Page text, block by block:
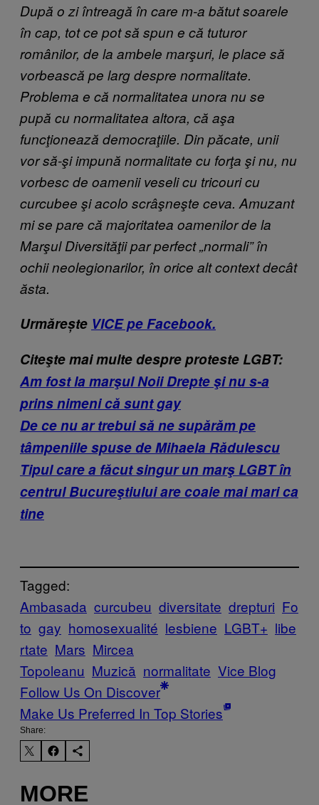
După o zi întreagă în care m-a bătut soarele
în cap, tot ce pot să spun e că tuturor
românilor, de la ambele marşuri, le place să
vorbească pe larg despre normalitate.
Problema e că normalitatea unora nu se
pupă cu normalitatea altora, că aşa
funcţionează democraţiile. Din păcate, unii
vor să-şi impună normalitate cu forţa şi nu, nu
vorbesc de oamenii veseli cu tricouri cu
curcubee şi acolo scrâşneşte ceva. Amuzant
mi se pare că majoritatea oamenilor de la
Marşul Diversităţii par perfect „normali” în
ochii neolegionarilor, în orice alt context decât
ăsta.
Urmărește VICE pe Facebook.
Citeşte mai multe despre proteste LGBT:
Am fost la marşul Noii Drepte şi nu s-a
prins nimeni că sunt gay
De ce nu ar trebui să ne supărăm pe
tâmpeniile spuse de Mihaela Rădulescu
Tipul care a făcut singur un marş LGBT în
centrul Bucureştiului are coaie mai mari ca
tine
Tagged:
Ambasada curcubeu diversitate drepturi Fo
to gay homosexualité lesbiene LGBT+ libe
rtate Mars Mircea
Topoleanu Muzică normalitate Vice Blog
Follow Us On Discover
Make Us Preferred In Top Stories
Share:
MORE